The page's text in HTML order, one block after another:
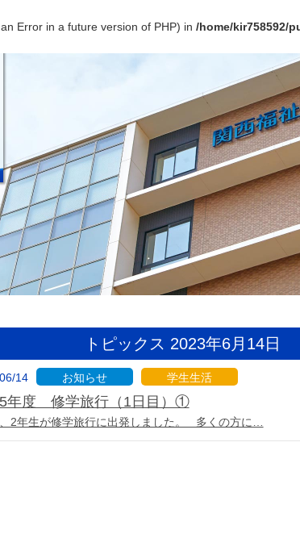
Error in a future version of PHP) in /home/kir758592/
トピックス 2023年6月14日
14 お知らせ 学生生活
年度 修学旅行（1日目）①
2年生が修学旅行に出発しました。 多くの方に…